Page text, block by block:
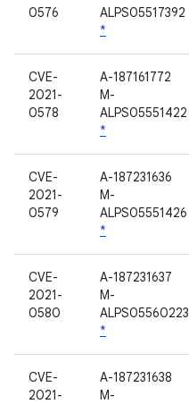
0576
ALPS05517392
*
CVE-
2021-
0578
A-187161772
M-
ALPS05551422
*
CVE-
2021-
0579
A-187231636
M-
ALPS05551426
*
CVE-
2021-
0580
A-187231637
M-
ALPS05560223
*
CVE-
2021-
A-187231638
M-